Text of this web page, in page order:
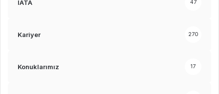
IATA 47
Kariyer 270
Konuklarımız 17